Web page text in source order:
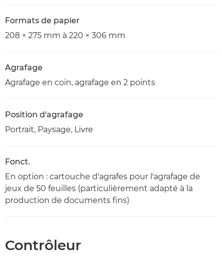
Formats de papier
208 × 275 mm à 220 × 306 mm
Agrafage
Agrafage en coin, agrafage en 2 points
Position d'agrafage
Portrait, Paysage, Livre
Fonct.
En option : cartouche d'agrafes pour l'agrafage de
jeux de 50 feuilles (particulièrement adapté à la
production de documents fins)
Contrôleur